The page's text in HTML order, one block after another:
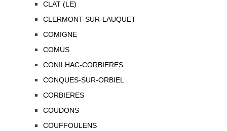
CLAT (LE)
CLERMONT-SUR-LAUQUET
COMIGNE
COMUS
CONILHAC-CORBIERES
CONQUES-SUR-ORBIEL
CORBIERES
COUDONS
COUFFOULENS